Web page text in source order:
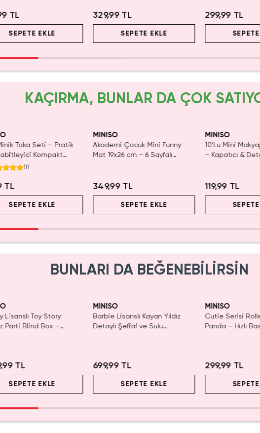
TL
SEPETE EKLE
329,99 TL
SEPETE EKLE
299,99 TL
KAÇIRMA, BUNLAR DA ÇOK
Toka Seti – Pratik
Kompakt
(1)
TL
SEPETE EKLE
MINISO
Akademi Çocuk Mini Funny
Mat 19x26 cm – 6 Sayfalı
349,99 TL
SEPETE EKLE
MINISO
10'Lu Mini
– Kapatıcı &
119,99 TL
BUNLARI DA BEĞENEBİLİRSİN
Lisanslı Toy Story
Parti Blind Box –
TL
SEPETE EKLE
MINISO
Barbie Lisanslı Kayan Yıldız
Detaylı Şeffaf ve Sulu
699,99 TL
SEPETE EKLE
MINISO
Cutie Serisi
Panda – Hızlı
299,99 TL